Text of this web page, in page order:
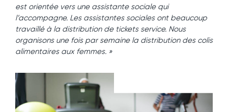
est orientée vers une assistante sociale qui
l’accompagne. Les assistantes sociales ont beaucoup
travaillé à la distribution de tickets service. Nous
organisons une fois par semaine la distribution des colis
alimentaires aux femmes. »